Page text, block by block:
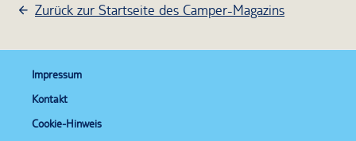
Zurück zur Startseite des Camper-Magazins
Impressum
Kontakt
Cookie-Hinweis